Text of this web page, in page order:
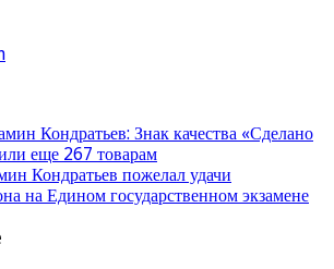
Кондратьев: Знак качества «Сделано
еще 267 товарам
Кондратьев пожелал удачи
на Едином государственном экзамене